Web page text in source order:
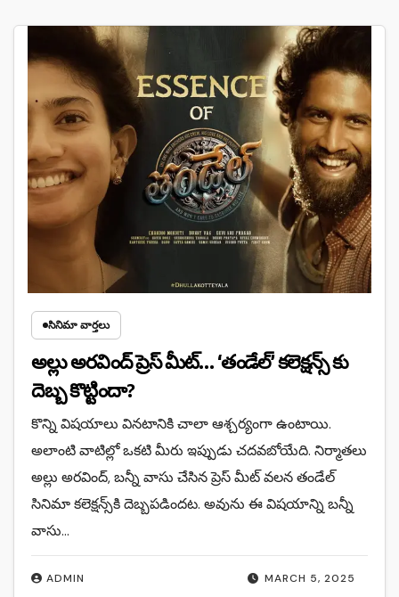
సినిమా వార్తలు
అల్లు అరవింద్ ప్రెస్ మీట్… ‘తండేల్’ కలెక్షన్స్ కు
దెబ్బ కొట్టిందా?
MARCH 5, 2025
ADMIN
కొన్ని విషయాలు వినటానికి చాలా ఆశ్చర్యంగా ఉంటాయి.
అలాంటి వాటిల్లో ఒకటి మీరు ఇప్పుడు చదవబోయేది. నిర్మాతలు
అల్లు అర‌వింద్, బ‌న్నీ వాసు చేసిన ప్రెస్ మీట్ వ‌ల‌న తండేల్
సినిమా క‌లెక్ష‌న్స్‌కి దెబ్బ‌ప‌డిందట. అవును ఈ విష‌యాన్ని బ‌న్నీ
వాసు…